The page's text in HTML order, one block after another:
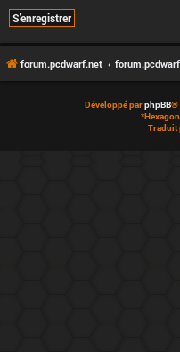
S’enregistrer
forum.pcdwarf.net
Développé parphpBB®
*
Traduit